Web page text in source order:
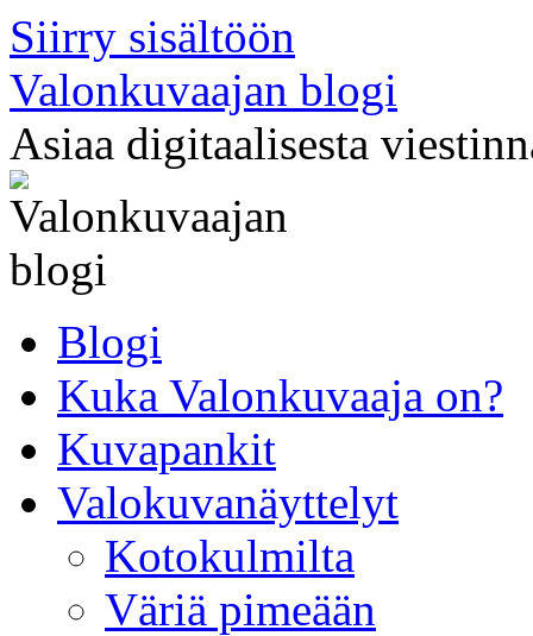
Siirry sisältöön
Valonkuvaajan blogi
Asiaa digitaalisesta
Blogi
Kuka Valonkuvaaja on?
Kuvapankit
Valokuvanäyttelyt
Kotokulmilta
Väriä pimeään